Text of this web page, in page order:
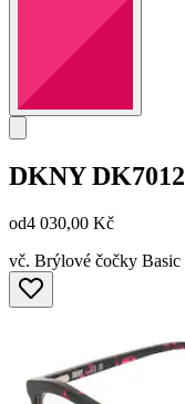
DKNY DK7012
od4 030,00 Kč
vč. Brýlové čočky Basic